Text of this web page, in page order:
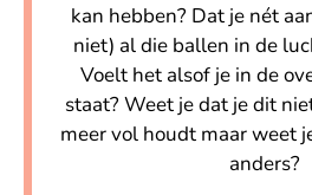
kan hebben? Dat je nét
niet) al die ballen in de
Voelt het alsof je in de
staat? Weet je dat je dit
meer vol houdt maar weet
anders?